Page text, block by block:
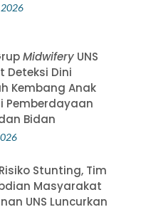
MidwiferyUNS
Deteksi Dini
Kembang Anak
Pemberdayaan
Bidan
Stunting, Tim
Masyarakat
UNS Luncurkan